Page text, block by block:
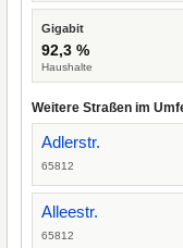
Gigabit
92,3 %
Haushalte
Weitere Straßen im
Adlerstr.
65812
Alleestr.
65812